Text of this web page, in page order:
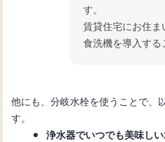
す。
賃貸住宅にお住
食洗機を導入する
他にも、分岐水栓を使うことで、
す。
浄水器でいつでも美味し